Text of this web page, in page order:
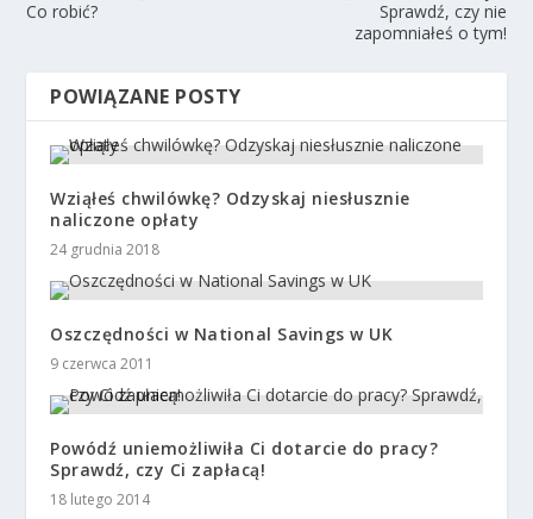
Co robić?
Sprawdź, czy nie
zapomniałeś o tym!
POWIĄZANE POSTY
Wziąłeś chwilówkę? Odzyskaj niesłusznie
naliczone opłaty
24 grudnia 2018
Oszczędności w National Savings w UK
9 czerwca 2011
Powódź uniemożliwiła Ci dotarcie do pracy?
Sprawdź, czy Ci zapłacą!
18 lutego 2014